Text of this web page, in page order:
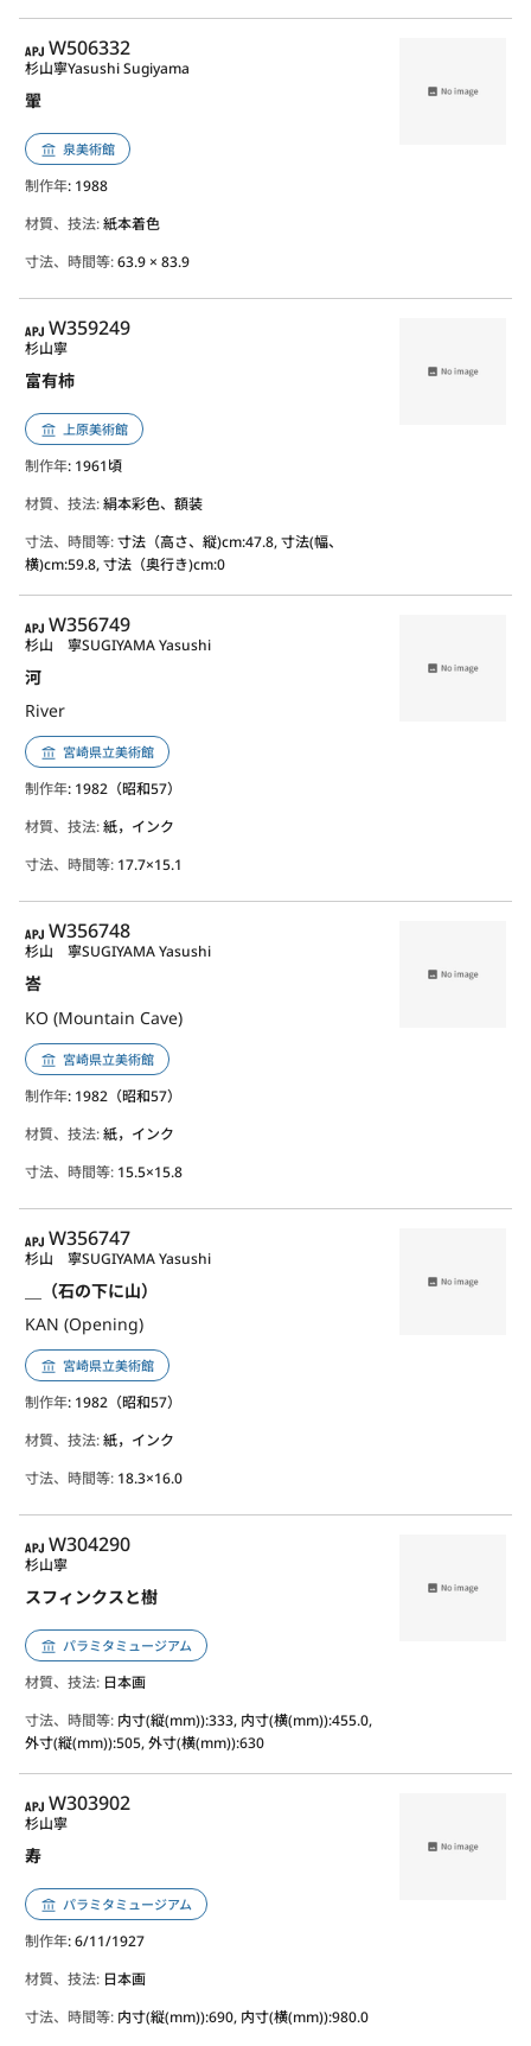
APJ
W506332
翬
杉山寧Yasushi Sugiyama
泉美術館
制作年: 1988
材質、技法:紙本着色
寸法、時間等:63.9 × 83.9
APJ
W359249
富有柿
杉山寧
上原美術館
制作年: 1961頃
材質、技法:絹本彩色、額装
寸法、時間等:寸法（高さ、縦)cm:47.8, 寸法(幅、
横)cm:59.8, 寸法（奥行き)cm:0
APJ
W356749
河
River
杉山 寧SUGIYAMA Yasushi
宮崎県立美術館
制作年: 1982（昭和57）
材質、技法:紙，インク
寸法、時間等: 17.7×15.1
APJ
W356748
峇
KO (Mountain Cave)
杉山 寧SUGIYAMA Yasushi
宮崎県立美術館
制作年: 1982（昭和57）
材質、技法:紙，インク
寸法、時間等: 15.5×15.8
APJ
W356747
＿（石の下に山）
KAN (Opening)
杉山 寧SUGIYAMA Yasushi
宮崎県立美術館
制作年: 1982（昭和57）
材質、技法:紙，インク
寸法、時間等: 18.3×16.0
APJ
W304290
スフィンクスと樹
杉山寧
パラミタミュージアム
材質、技法: 日本画
寸法、時間等: 内寸(縦(mm)):333, 内寸(横(mm)):455.0,
外寸(縦(mm)):505, 外寸(横(mm)):630
APJ
W303902
寿
杉山寧
パラミタミュージアム
制作年: 6/11/1927
材質、技法: 日本画
寸法、時間等: 内寸(縦(mm)):690, 内寸(横(mm)):980.0